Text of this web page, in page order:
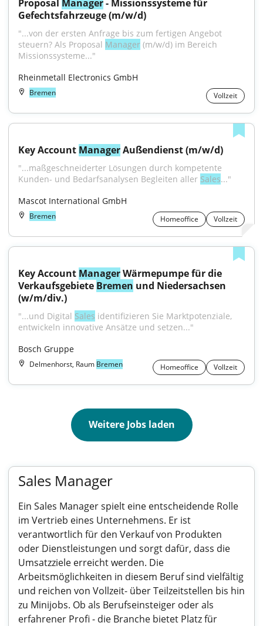
Proposal Manager - Missionssysteme für
Gefechtsfahrzeuge (m/w/d)
"...von der ersten Anfrage bis zum fertigen Angebot
steuern? Als Proposal Manager (m/w/d) im Bereich
Missionssysteme..."
Rheinmetall Electronics GmbH
Bremen Vollzeit
Key Account Manager Außendienst (m/w/d)
"...maßgeschneiderter Lösungen durch kompetente
Kunden- und Bedarfsanalysen Begleiten aller Sales..."
Mascot International GmbH
Bremen Homeoffice Vollzeit
Key Account Manager Wärmepumpe für die
Verkaufsgebiete Bremen und Niedersachsen
(w/m/div.)
"...und Digital Sales identifizieren Sie Marktpotenziale,
entwickeln innovative Ansätze und setzen..."
Bosch Gruppe
Delmenhorst, Raum Bremen Homeoffice Vollzeit
Weitere Jobs laden
Sales Manager
Ein Sales Manager spielt eine entscheidende Rolle
im Vertrieb eines Unternehmens. Er ist
verantwortlich für den Verkauf von Produkten
oder Dienstleistungen und sorgt dafür, dass die
Umsatzziele erreicht werden. Die
Arbeitsmöglichkeiten in diesem Beruf sind vielfältig
und reichen von Vollzeit- über Teilzeitstellen bis hin
zu Minijobs. Ob als Berufseinsteiger oder als
erfahrener Profi - die Branche bietet Platz für